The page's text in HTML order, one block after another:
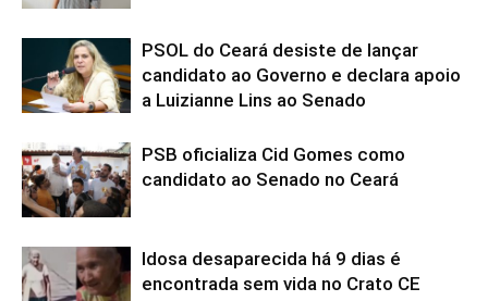
PSOL do Ceará desiste de lançar
candidato ao Governo e declara apoio
a Luizianne Lins ao Senado
PSB oficializa Cid Gomes como
candidato ao Senado no Ceará
Idosa desaparecida há 9 dias é
encontrada sem vida no Crato CE